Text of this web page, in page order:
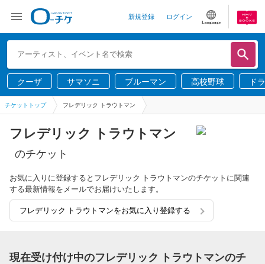
新規登録 ログイン
Language
クーザ サマソニ ブルーマン 高校野球 ド
チケットトップ フレデリック トラウトマン
フレデリック トラウトマン
のチケット
お気に入りに登録するとフレデリック トラウトマンのチケットに関連
する最新情報をメールでお届けいたします。
フレデリック トラウトマンをお気に入り登録する
現在受け付け中のフレデリック トラウトマンのチ